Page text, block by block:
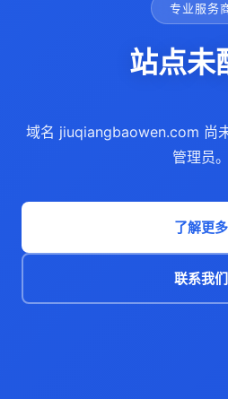
专业服务
站点未
域名 jiuqiangbaowen.com 尚
管理员。
了解更多
联系我们